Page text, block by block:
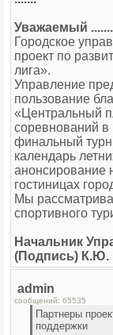
Уважаемый
Городское
проект по
лига».
Управление
пользование
«Центральный
соревнований
финальный
календарь
анонсирование
гостиницах
Мы
спортивного
Начальник
(Подпись) К.Ю.
admin
сообщений: 65535
Партнеры
поддержки